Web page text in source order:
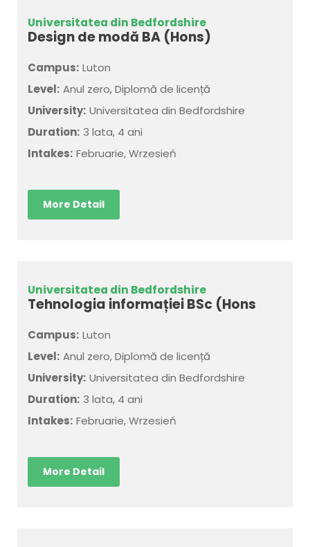
Universitatea din Bedfordshire
Design de modă BA (Hons)
Campus: Luton
Level: Anul zero, Diplomă de licență
University: Universitatea din Bedfordshire
Duration: 3 lata, 4 ani
Intakes: Februarie, Wrzesień
More Detail
Universitatea din Bedfordshire
Tehnologia informației BSc (Hons
Campus: Luton
Level: Anul zero, Diplomă de licență
University: Universitatea din Bedfordshire
Duration: 3 lata, 4 ani
Intakes: Februarie, Wrzesień
More Detail